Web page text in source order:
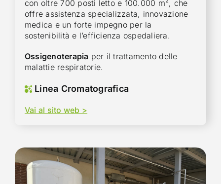
con oltre 700 posti letto e 100.000 m², che
offre assistenza specializzata, innovazione
medica e un forte impegno per la
sostenibilità e l’efficienza ospedaliera.
Ossigenoterapia per il trattamento delle
malattie respiratorie.
Linea Cromatografica
Vai al sito web >